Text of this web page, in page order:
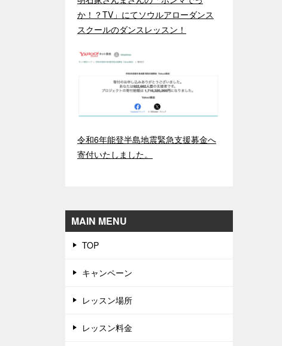
か！？TV」にてソウルアローダンス
スクールのダンスレッスン！
令和6年能登半島地震緊急支援募金へ
寄付いたしました。
MAIN MENU
TOP
キャンペーン
レッスン場所
レッスン料金